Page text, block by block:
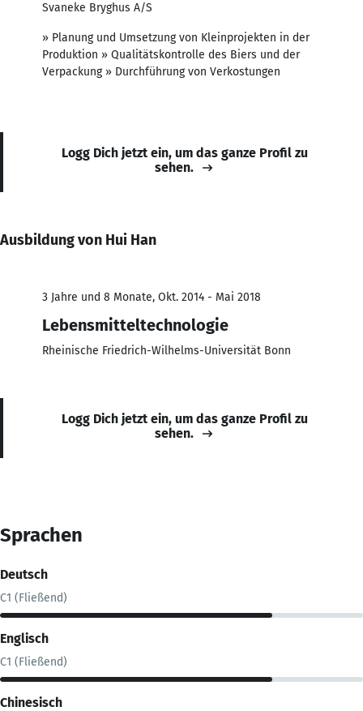
Svaneke Bryghus A/S
» Planung und Umsetzung von Kleinprojekten in der
Produktion » Qualitätskontrolle des Biers und der
Verpackung » Durchführung von Verkostungen
Logg Dich jetzt ein, um das ganze Profil zu
sehen.
Ausbildung von Hui Han
3 Jahre und 8 Monate, Okt. 2014 - Mai 2018
Lebensmitteltechnologie
Rheinische Friedrich-Wilhelms-Universität Bonn
Logg Dich jetzt ein, um das ganze Profil zu
sehen.
Sprachen
Deutsch
C1 (Fließend)
Englisch
C1 (Fließend)
Chinesisch